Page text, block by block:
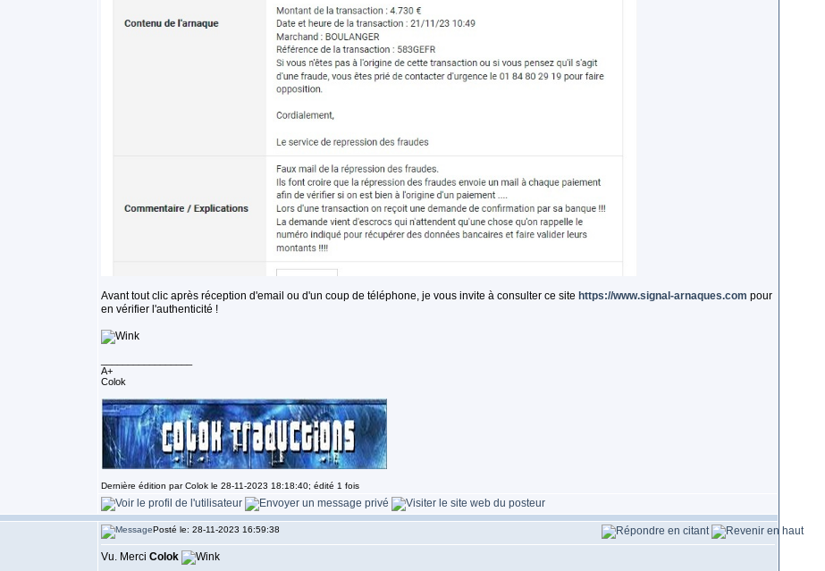
Avant tout clic après réception d'email ou d'un coup de téléphone, je vous invite à consulter ce site https://www.signal-arnaques.com pour
en vérifier l'authenticité !
A+
Colok
Dernière édition par Colok le 28-11-2023 18:18:40; édité 1 fois
Posté le: 28-11-2023 16:59:38
Vu. Merci Colok